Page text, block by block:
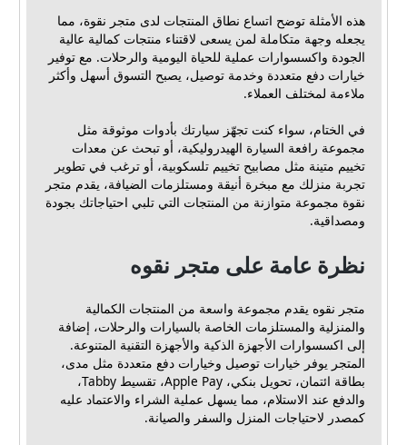
هذه الأمثلة توضح اتساع نطاق المنتجات لدى متجر نقوة، مما
يجعله وجهة متكاملة لمن يسعى لاقتناء منتجات كمالية عالية
الجودة واكسسوارات عملية للحياة اليومية والرحلات. مع توفير
خيارات دفع متعددة وخدمة توصيل، يصبح التسوق أسهل وأكثر
ملاءمة لمختلف العملاء.
في الختام، سواء كنت تجهّز سيارتك بأدوات موثوقة مثل
مجموعة رافعة السيارة الهيدروليكية، أو تبحث عن معدات
تخييم متينة مثل مصابيح تخييم تلسكوبية، أو ترغب في تطوير
تجربة منزلك مع مبخرة أنيقة ومستلزمات الضيافة، يقدم متجر
نقوة مجموعة متوازنة من المنتجات التي تلبي احتياجاتك بجودة
ومصداقية.
نظرة عامة على متجر نقوه
متجر نقوه يقدم مجموعة واسعة من المنتجات الكمالية
والمنزلية والمستلزمات الخاصة بالسيارات والرحلات، إضافة
إلى اكسسوارات الأجهزة الذكية والأجهزة التقنية المتنوعة.
المتجر يوفر خيارات توصيل وخيارات دفع متعددة مثل مدى،
بطاقة ائتمان، تحويل بنكي، Apple Pay، تقسيط Tabby،
والدفع عند الاستلام، مما يسهل عملية الشراء والاعتماد عليه
كمصدر لاحتياجات المنزل والسفر والصيانة.